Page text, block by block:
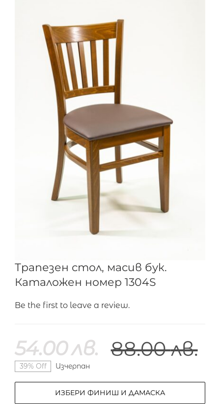
Трапезен стол, масив бук.
Каталожен номер 1304S
Be the first to leave a review.
88.00лв.
54.00лв.
39% Off Изчерпан
ИЗБЕРИ ФИНИШ И ДАМАСКА